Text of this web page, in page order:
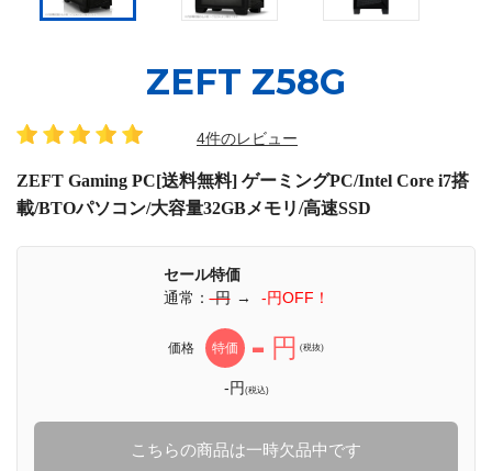
ZEFT Z58G
4件のレビュー
ZEFT Gaming PC[送料無料] ゲーミングPC/Intel Core i7搭
載/BTOパソコン/大容量32GBメモリ/高速SSD
セール特価
通常：-円 → -円OFF！
価格 特価 - 円 (税抜)
-円(税込)
こちらの商品は一時欠品中です